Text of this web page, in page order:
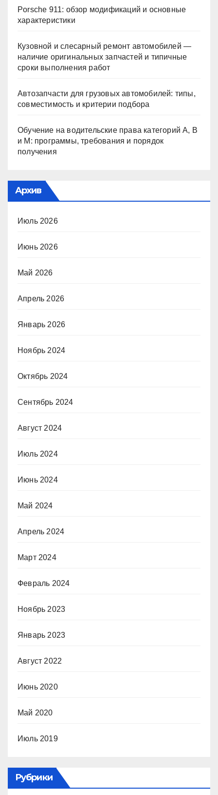
Porsche 911: обзор модификаций и основные
характеристики
Кузовной и слесарный ремонт автомобилей —
наличие оригинальных запчастей и типичные
сроки выполнения работ
Автозапчасти для грузовых автомобилей: типы,
совместимость и критерии подбора
Обучение на водительские права категорий A, B
и M: программы, требования и порядок
получения
Архив
Июль 2026
Июнь 2026
Май 2026
Апрель 2026
Январь 2026
Ноябрь 2024
Октябрь 2024
Сентябрь 2024
Август 2024
Июль 2024
Июнь 2024
Май 2024
Апрель 2024
Март 2024
Февраль 2024
Ноябрь 2023
Январь 2023
Август 2022
Июнь 2020
Май 2020
Июль 2019
Рубрики